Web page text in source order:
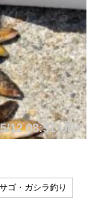
12 08:51 UP!
ゴ・ガシラ釣り